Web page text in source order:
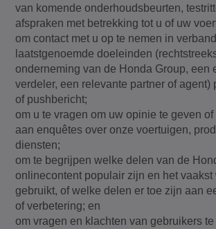
van komende onderhoudsbeurten,
afspraken met betrekking tot u of uw
om contact met u op te nemen in
laatstgenoemde doeleinden
onderneming van de Honda Group, een
verdeler, een relevante partner of agent)
of pushbericht;
om u te vragen om uw opinie te geven
aan enquêtes over onze voertuigen,
diensten;
om te begrijpen welke delen van de
onlinecontent populair zijn en het vaakst
gebruikt, of welke delen er toe zijn aan
of verbetering; en
om vragen en klachten van gebruikers